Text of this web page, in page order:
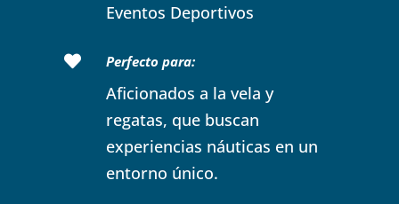
Eventos Deportivos
 Perfecto para:
Aficionados a la vela y
regatas, que buscan
experiencias náuticas en un
entorno único.